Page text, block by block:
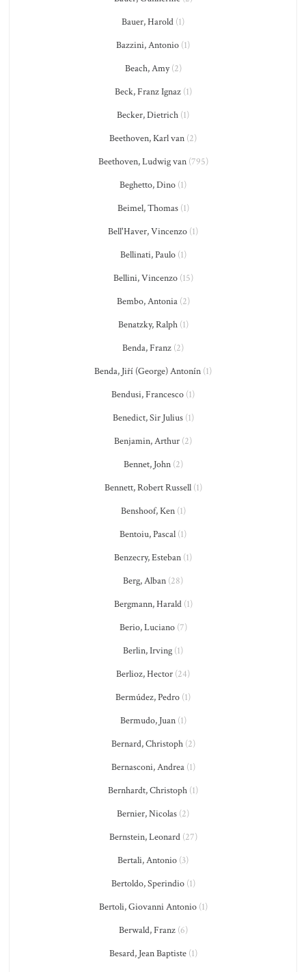
Bauer, Harold (1)
Bazzini, Antonio (1)
Beach, Amy(2)
Beck, Franz Ignaz(1)
Becker, Dietrich (1)
Beethoven, Karl van (2)
Beethoven, Ludwig van(795)
Beghetto, Dino (1)
Beimel, Thomas(1)
Bell'Haver, Vincenzo (1)
Bellinati, Paulo(1)
Bellini, Vincenzo(15)
Bembo, Antonia(2)
Benatzky, Ralph(1)
Benda, Franz (2)
Benda, Jiří (George) Antonín (1)
Bendusi, Francesco (1)
Benedict, Sir Julius(1)
Benjamin, Arthur (2)
Bennet, John(2)
Bennett, Robert Russell(1)
Benshoof, Ken(1)
Bentoiu, Pascal (1)
Benzecry, Esteban (1)
Berg, Alban (28)
Bergmann, Harald(1)
Berio, Luciano(7)
Berlin, Irving (1)
Berlioz, Hector (24)
Bermúdez, Pedro (1)
Bermudo, Juan(1)
Bernard, Christoph(2)
Bernasconi, Andrea(1)
Bernhardt, Christoph (1)
Bernier, Nicolas (2)
Bernstein, Leonard(27)
Bertali, Antonio (3)
Bertoldo, Sperindio(1)
Bertoli, Giovanni Antonio(1)
Berwald, Franz(6)
Besard, Jean Baptiste(1)